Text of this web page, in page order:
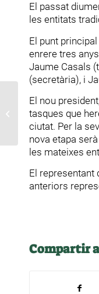
El passat
les entitats
El punt
enrere tres
Jaume Casals
(secretària), i
El nou
tasques que
ciutat. Per la
nova etapa
les mateixes
El representant
anteriors
Compartir
ASSEMBLEA GENERAL
EXTRAORDINÀRIA